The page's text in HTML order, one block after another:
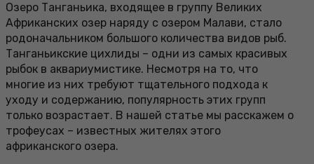
Озеро Танганьика, входящее в группу Великих
Африканских озер наряду с озером Малави, стало
родоначальником большого количества видов рыб.
Танганьикские цихлиды – одни из самых красивых
рыбок в аквариумистике. Несмотря на то, что
многие из них требуют тщательного подхода к
уходу и содержанию, популярность этих групп
только возрастает. В нашей статье мы расскажем о
трофеусах – известных жителях этого
африканского озера.